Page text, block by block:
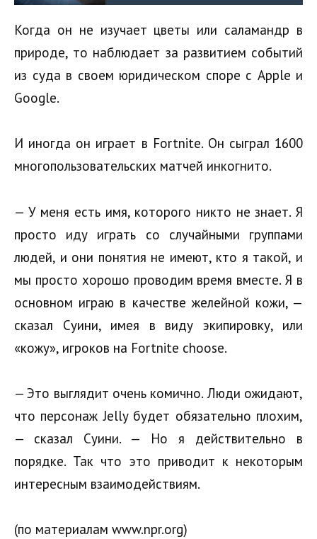
Когда он не изучает цветы или саламандр в
природе, то наблюдает за развитием событий
из суда в своем юридическом споре с Apple и
Google.
И иногда он играет в Fortnite. Он сыграл 1600
многопользовательских матчей инкогнито.
— У меня есть имя, которого никто не знает. Я
просто иду играть со случайными группами
людей, и они понятия не имеют, кто я такой, и
мы просто хорошо проводим время вместе. Я в
основном играю в качестве желейной кожи, —
сказал Суини, имея в виду экипировку, или
«кожу», игроков на Fortnite choose.
— Это выглядит очень комично. Люди ожидают,
что персонаж Jelly будет обязательно плохим,
— сказал Суини. — Но я действительно в
порядке. Так что это приводит к некоторым
интересным взаимодействиям.
(по материалам www.npr.org)